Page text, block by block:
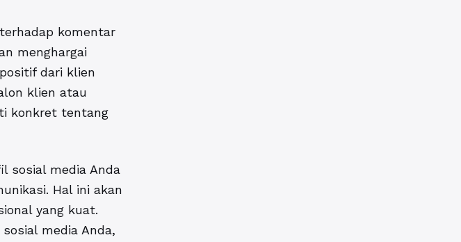
komentar
menghargai
dari klien
klien atau
konkret tentang
sosial media Anda
Hal ini akan
yang kuat.
media Anda,